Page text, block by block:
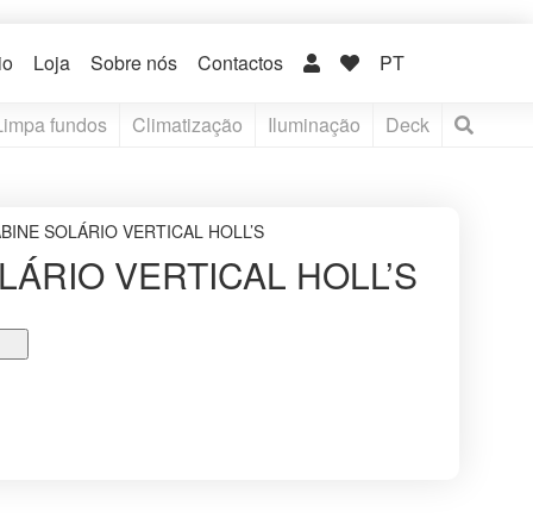
Loja Sobre nós Contactos PT
fundos Climatização Iluminação Deck
SOLÁRIO VERTICAL HOLL’S
VERTICAL HOLL’S